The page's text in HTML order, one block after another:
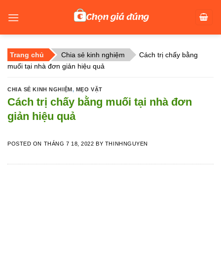
Trang chủ Chia sẻ kinh nghiệm
Cách trị chấy bằng
muối tại nhà đơn giản hiệu quả
CHIA SẺ KINH NGHIỆM, MẸO VẶT
Cách trị chấy bằng muối tại nhà đơn
giản hiệu quả
POSTED ON THÁNG 7 18, 2022 BY THINHNGUYEN